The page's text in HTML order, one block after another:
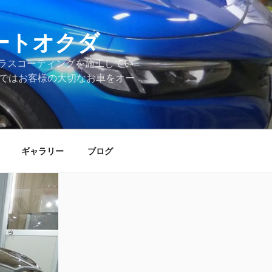
トオクダ
スコーティングを施工してい
はお客様の大切なお車をオー
ギャラリー ブログ